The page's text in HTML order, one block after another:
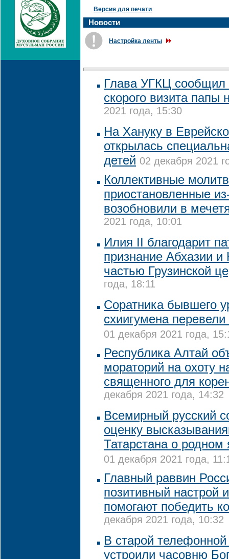
Версия для печати
Новости
Настройка ленты
Глава УГКЦ сообщил
скорого визита папы
2021 года, 15:30
На Хануку в
открылась
детей 02 декабря 2021
Коллективные
приостановленные
возобновили в
2021 года, 10:01
Илия II благодарит
признание Абхазии
частью Грузинской
года, 18:11
Соратника бывшего
схиигумена
01 декабря 2021 года,
Республика Алтай
мораторий на охоту
священного для
декабря 2021 года, 14:32
Всемирный русский
оценку
Татарстана о
01 декабря 2021 года,
Главный раввин
позитивный настрой
помогают победить
декабря 2021 года, 10:32
В старой
устроили часовню